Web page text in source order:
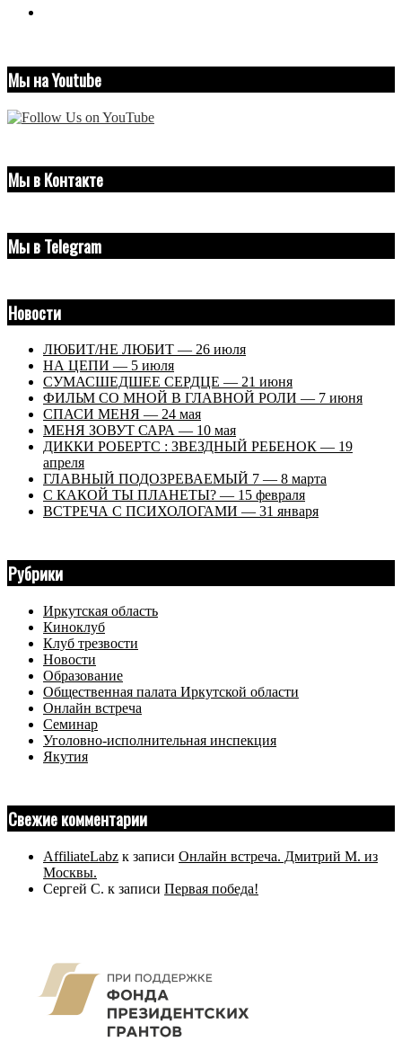
Мы на Youtube
Мы в Контакте
Мы в Telegram
Новости
ЛЮБИТ/НЕ ЛЮБИТ — 26 июля
НА ЦЕПИ — 5 июля
СУМАСШЕДШЕЕ СЕРДЦЕ — 21 июня
ФИЛЬМ СО МНОЙ В ГЛАВНОЙ РОЛИ — 7 июня
СПАСИ МЕНЯ — 24 мая
МЕНЯ ЗОВУТ САРА — 10 мая
ДИККИ РОБЕРТС : ЗВЕЗДНЫЙ РЕБЕНОК — 19
апреля
ГЛАВНЫЙ ПОДОЗРЕВАЕМЫЙ 7 — 8 марта
С КАКОЙ ТЫ ПЛАНЕТЫ? — 15 февраля
ВСТРЕЧА С ПСИХОЛОГАМИ — 31 января
Рубрики
Иркутская область
Киноклуб
Клуб трезвости
Новости
Образование
Общественная палата Иркутской области
Онлайн встреча
Семинар
Уголовно-исполнительная инспекция
Якутия
Свежие комментарии
AffiliateLabz к записи Онлайн встреча. Дмитрий М. из
Москвы.
Сергей С. к записи Первая победа!